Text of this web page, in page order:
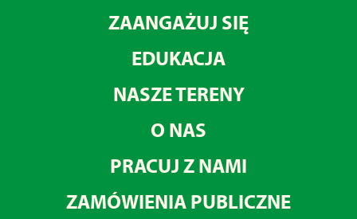
ZAANGAŻUJ SIĘ
EDUKACJA
NASZE TERENY
O NAS
PRACUJ Z NAMI
ZAMÓWIENIA PUBLICZNE